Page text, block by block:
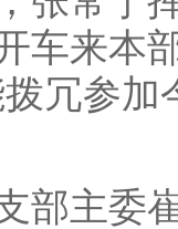
车来本
冗参
主委